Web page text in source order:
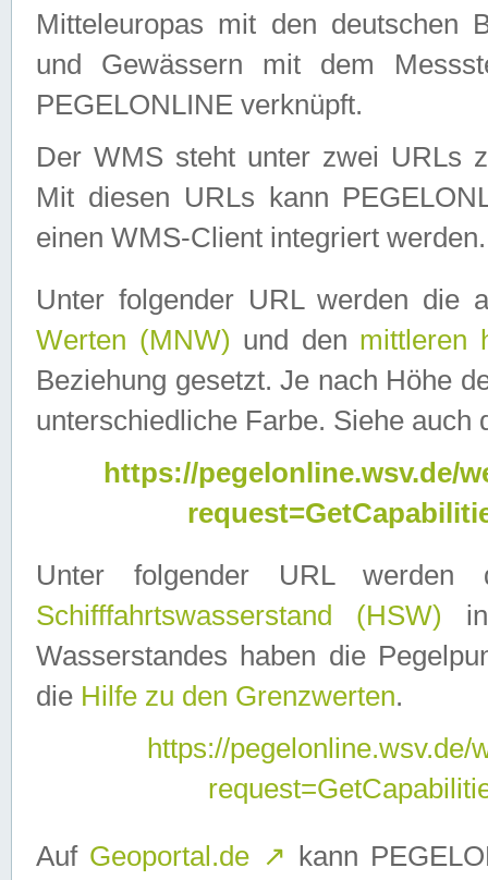
Mitteleuropas mit den deutschen
und Gewässern mit dem
PEGELONLINE verknüpft.
Der WMS steht unter zwei URLs
Mit diesen URLs kann
einen WMS-Client integriert werden.
Unter folgender URL werden die
Werten (MNW) und den mittleren
Beziehung gesetzt. Je nach Höhe
unterschiedliche Farbe. Siehe auch
https://pegelonline.wsv.de/
Unter folgender URL
Schifffahrtswasserstand (HSW)
Wasserstandes haben die
die Hilfe zu den Grenzwerten.
https://
Auf Geoportal.de ↗ kann